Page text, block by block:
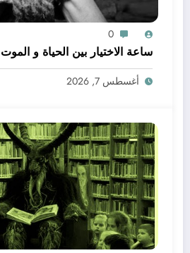
0
ساعة الاختيار بين الحياة و الموت
أغسطس 7, 2026